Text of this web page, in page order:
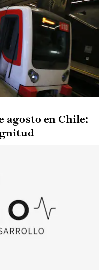
agosto en Chile: